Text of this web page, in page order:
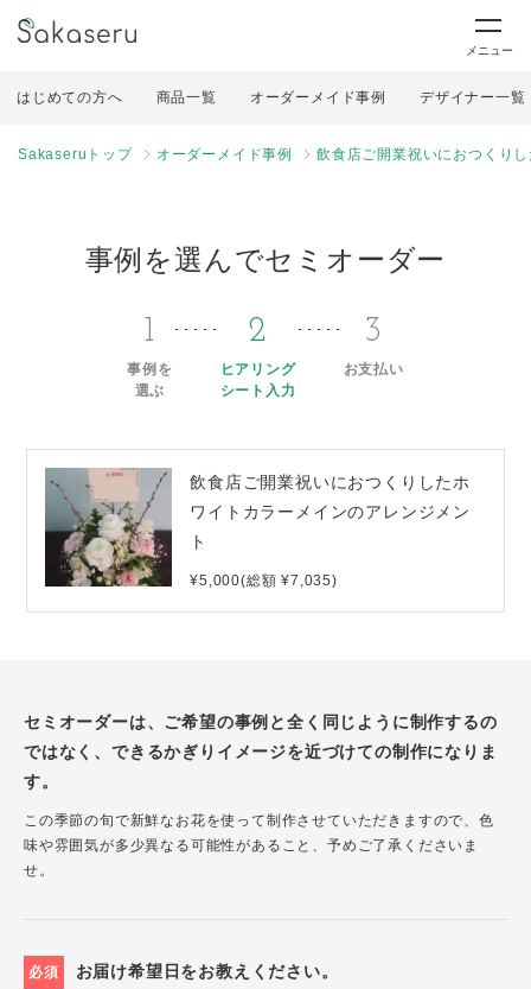
メニュー
はじめての方へ 商品一覧 オーダーメイド事例 デザイナー一覧
Sakaseruトップ オーダーメイド事例 飲食店ご開業祝いにおつくり
事例を選んでセミオーダー
1
事例を
選ぶ
2
ヒアリング
シート入力
3
お支払い
飲食店ご開業祝いにおつくりしたホ
ワイトカラーメインのアレンジメン
ト
¥5,000(総額 ¥7,035)
セミオーダーは、ご希望の事例と全く同じように制作するの
ではなく、できるかぎりイメージを近づけての制作になりま
す。
この季節の旬で新鮮なお花を使って制作させていただきますので、色
味や雰囲気が多少異なる可能性があること、予めご了承くださいま
せ。
必須 お届け希望日をお教えください。